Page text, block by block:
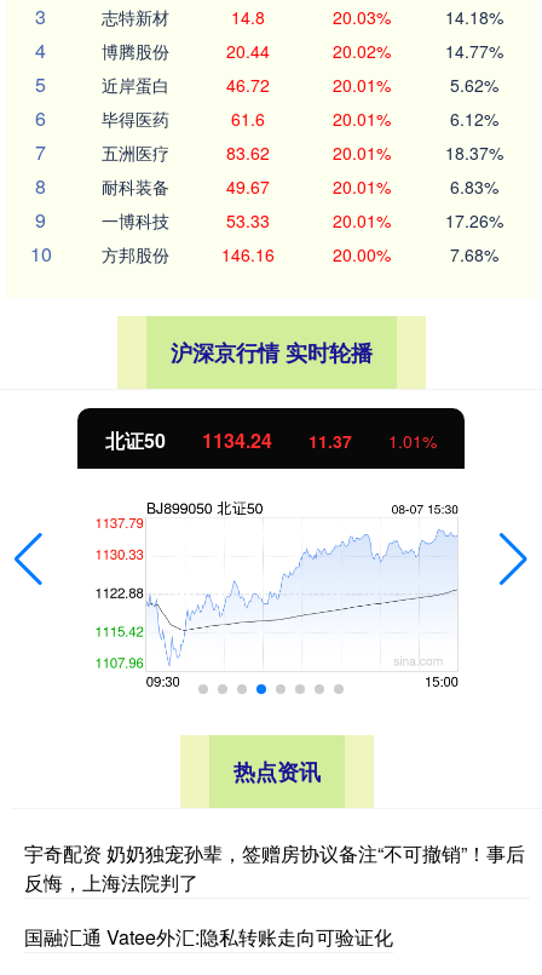
3 志特新材 14.8 20.03% 14.18%
4 博腾股份 20.44 20.02% 14.77%
5 近岸蛋白 46.72 20.01% 5.62%
6 毕得医药 61.6 20.01% 6.12%
7 五洲医疗 83.62 20.01% 18.37%
8 耐科装备 49.67 20.01% 6.83%
9 一博科技 53.33 20.01% 17.26%
10 方邦股份 146.16 20.00% 7.68%
沪深京行情 实时轮播
北证50 1134.24 11.37 1.01%
热点资讯
宇奇配资 奶奶独宠孙辈，签赠房协议备注“不可撤销”！事后
反悔，上海法院判了
国融汇通 Vatee外汇:隐私转账走向可验证化